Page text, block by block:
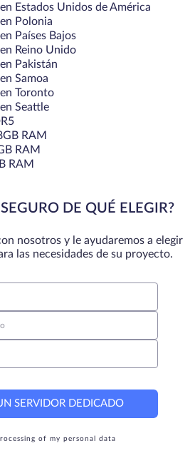
Estados Unidos de América
Polonia
Países Bajos
Reino Unido
Pakistán
Samoa
Toronto
Seattle
RAM
RAM
RAM
DE QUÉ ELEGIR?
nosotros y le ayudaremos a elegir
las necesidades de su proyecto.
SERVIDOR DEDICADO
of my personal data